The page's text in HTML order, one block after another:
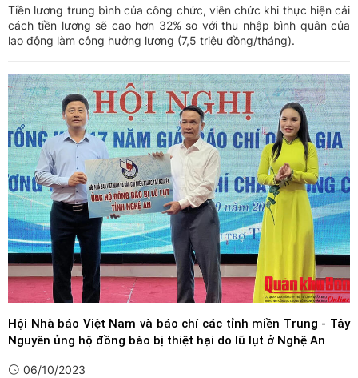
Tiền lương trung bình của công chức, viên chức khi thực hiện cải
cách tiền lương sẽ cao hơn 32% so với thu nhập bình quân của
lao động làm công hưởng lương (7,5 triệu đồng/tháng).
Hội Nhà báo Việt Nam và báo chí các tỉnh miền Trung - Tây
Nguyên ủng hộ đồng bào bị thiệt hại do lũ lụt ở Nghệ An
06/10/2023